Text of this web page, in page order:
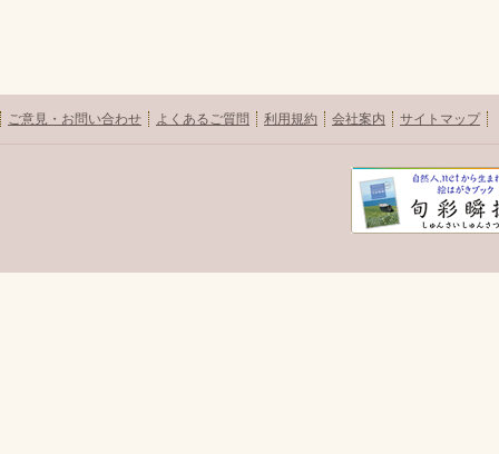
ご意見・お問い合わせ よくあるご質問 利用規約 会社案内 サイトマップ